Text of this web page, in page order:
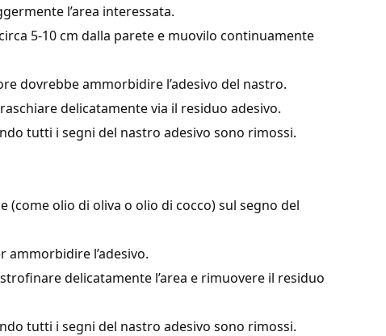
l’area interessata.
5-10 cm dalla parete e muovilo continuamente
dovrebbe ammorbidire l’adesivo del nastro.
delicatamente via il residuo adesivo.
tutti i segni del nastro adesivo sono rimossi.
(come olio di oliva o olio di cocco) sul segno del
ammorbidire l’adesivo.
delicatamente l’area e rimuovere il residuo
tutti i segni del nastro adesivo sono rimossi.